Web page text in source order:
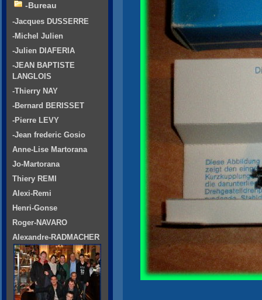
-Bureau
-Jacques DUSSERRE
-Michel Julien
-Julien DIAFERIA
-JEAN BAPTISTE
LANGLOIS
-Thierry NAY
-Bernard BERISSET
-Pierre LEVY
-Jean frederic Gosio
Anne-Lise Martorana
Jo-Martorana
Thiery REMI
Alexi-Remi
Henri-Gonse
Roger-NAVARO
Alexandre-RADMACHER